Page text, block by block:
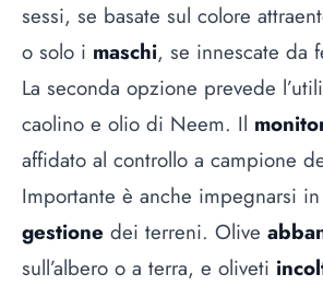
sessi, se basate sul colore
o solo i maschi, se innescate da
La seconda opzione prevede
caolino e olio di Neem. Il
affidato al controllo a campione
Importante è anche impegnarsi
gestione dei terreni. Olive
sull’albero o a terra, e oliveti